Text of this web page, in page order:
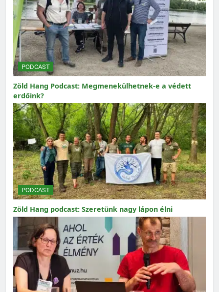
PODCAST
Zöld Hang Podcast: Megmenekülhetnek-e a védett
erdőink?
PODCAST
Zöld Hang podcast: Szeretünk nagy lápon élni